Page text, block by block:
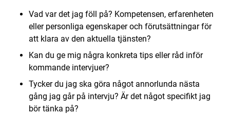
Vad var det jag föll på? Kompetensen, erfarenheten
eller personliga egenskaper och förutsättningar för
att klara av den aktuella tjänsten?
Kan du ge mig några konkreta tips eller råd inför
kommande intervjuer?
Tycker du jag ska göra något annorlunda nästa
gång jag går på intervju? Är det något specifikt jag
bör tänka på?